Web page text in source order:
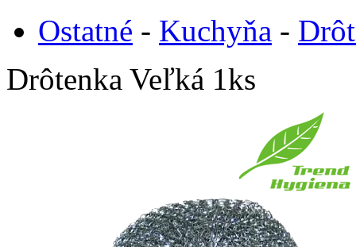
Ostatné - Kuchyňa -
Drôtenka Veľká 1ks